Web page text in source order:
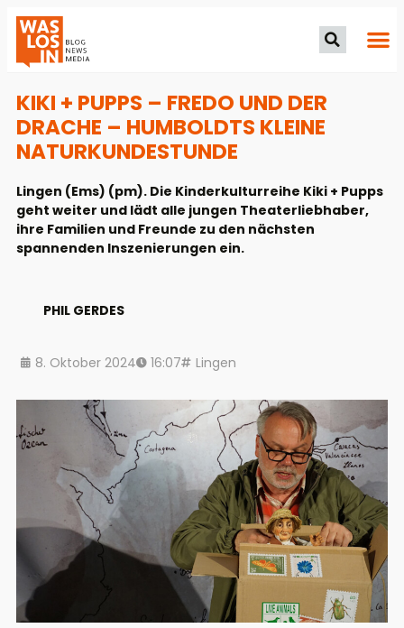
KIKI + PUPPS – FREDO UND DER
DRACHE – HUMBOLDTS KLEINE
NATURKUNDESTUNDE
Lingen (Ems) (pm). Die Kinderkulturreihe Kiki + Pupps
geht weiter und lädt alle jungen Theaterliebhaber,
ihre Familien und Freunde zu den nächsten
spannenden Inszenierungen ein.
PHIL GERDES
8. Oktober 2024 16:07 Lingen